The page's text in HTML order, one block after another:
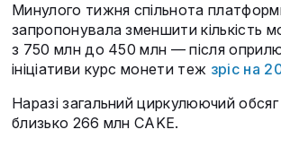
Минулого тижня спільнота
запропонувала зменшити кількість
з 750 млн до 450 млн — після
ініціативи курс монети теж зріс на
Наразі загальний циркулюючий
близько 266 млн CAKE.